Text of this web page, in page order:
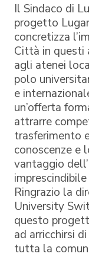
Il Sindaco di
progetto
concretizza
Città in questi
agli atenei
polo
e
un’offerta
attrarre
trasferimento
conoscenze e
vantaggio
Ringrazio la
University
questo
ad arricchirsi
tutta la